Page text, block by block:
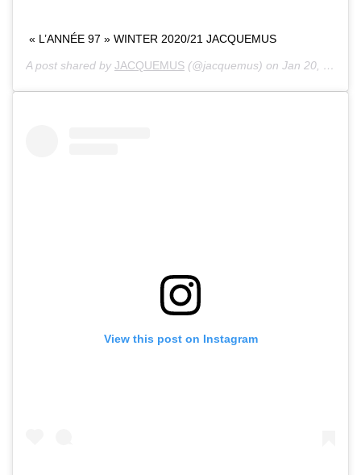
« L’ANNÉE 97 » WINTER 2020/21 JACQUEMUS
A post shared by JACQUEMUS (@jacquemus) on Jan 20, 2020 at 7:17am PST
View this post on Instagram